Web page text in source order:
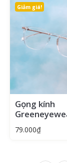
Giảm giá!
Gọng kính
79.000₫